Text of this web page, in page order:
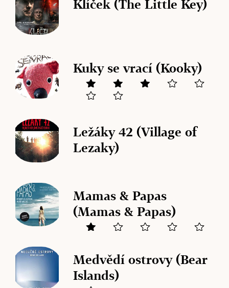
Klíček (The Little Key)
Kuky se vrací (Kooky)
Ležáky 42 (Village of
Lezaky)
Mamas & Papas
(Mamas & Papas)
Medvědí ostrovy (Bear
Islands)